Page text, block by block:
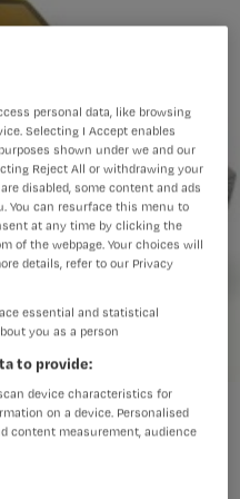
personal data, like browsing
Selecting I Accept enables
shown under we and our
Reject All or withdrawing your
disabled, some content and ads
You can resurface this menu to
at any time by clicking the
of the webpage. Your choices will
details, refer to our Privacy
essential and statistical
you as a person
to provide:
device characteristics for
on a device. Personalised
content measurement, audience